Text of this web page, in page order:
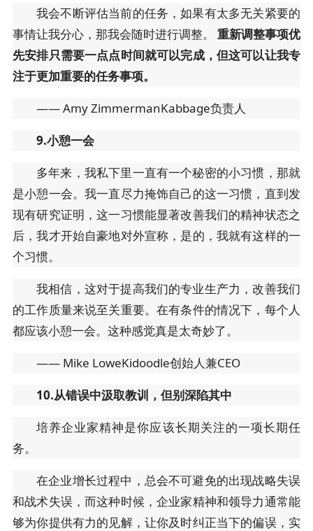
我会不断评估当前的任务，如果有太多无关紧要的
事情让我分心，那我会随时进行调整。 重新调整事项优
先安排只需要一点点时间就可以完成，但这可以让我专
注于更加重要的任务事项。
—— Amy ZimmermanKabbage负责人
9.小憩一会
多年来，我私下里一直有一个秘密的小习惯，那就
是小憩一会。我一直尽力掩饰自己的这一习惯，直到发
现有研究证明，这一习惯能显著改善我们的精神状态之
后，我才开始自豪地对外宣称，是的，我就有这样的一
个习惯。
我相信，这对于提高我们的专业生产力，改善我们
的工作质量来说至关重要。在有条件的情况下，每个人
都应该小憩一会。这种感觉真是太奇妙了。
—— Mike LoweKidoodle创始人兼CEO
10.从错误中汲取教训，但别深陷其中
培养企业家精神是你应该长期关注的一项长期任
务。
在企业增长过程中，总会不可避免的出现战略失误
和战术失误，而这种时候，企业家精神和领导力通常能
够为你提供有力的见解，让你及时纠正当下的偏误，实